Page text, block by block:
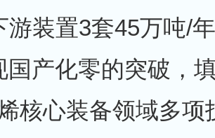
游装置3套45万吨/
国产化零的突破，
核心装备领域多项